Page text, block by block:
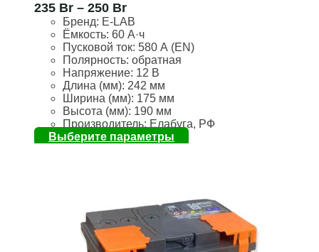
235 Br – 250 Br
Бренд: E-LAB
Ёмкость: 60 А·ч
Пусковой ток: 580 А (EN)
Полярность: обратная
Напряжение: 12 В
Длина (мм): 242 мм
Ширина (мм): 175 мм
Высота (мм): 190 мм
Производитель: Елабуга, РФ
Выберите параметры